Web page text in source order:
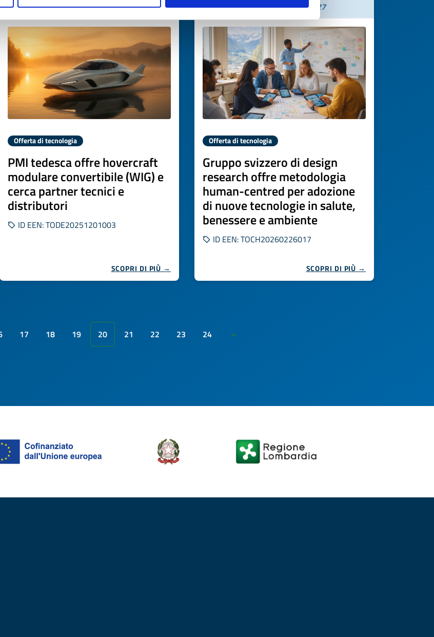
Scade il19 marzo 2027
Offerta di tecnologia
PMI tedesca offre hovercraft
modulare convertibile (WIG) e
cerca partner tecnici e
distributori
ID EEN: TODE20251201003
SCOPRI DI PIÙ →
Scade il19 marzo 2027
Offerta di tecnologia
Gruppo svizzero di design
research offre metodologia
human-centred per adozione
di nuove tecnologie in salute,
benessere e ambiente
ID EEN: TOCH20260226017
SCOPRI DI PIÙ →
17 18 19 20 21 22 23 24 »